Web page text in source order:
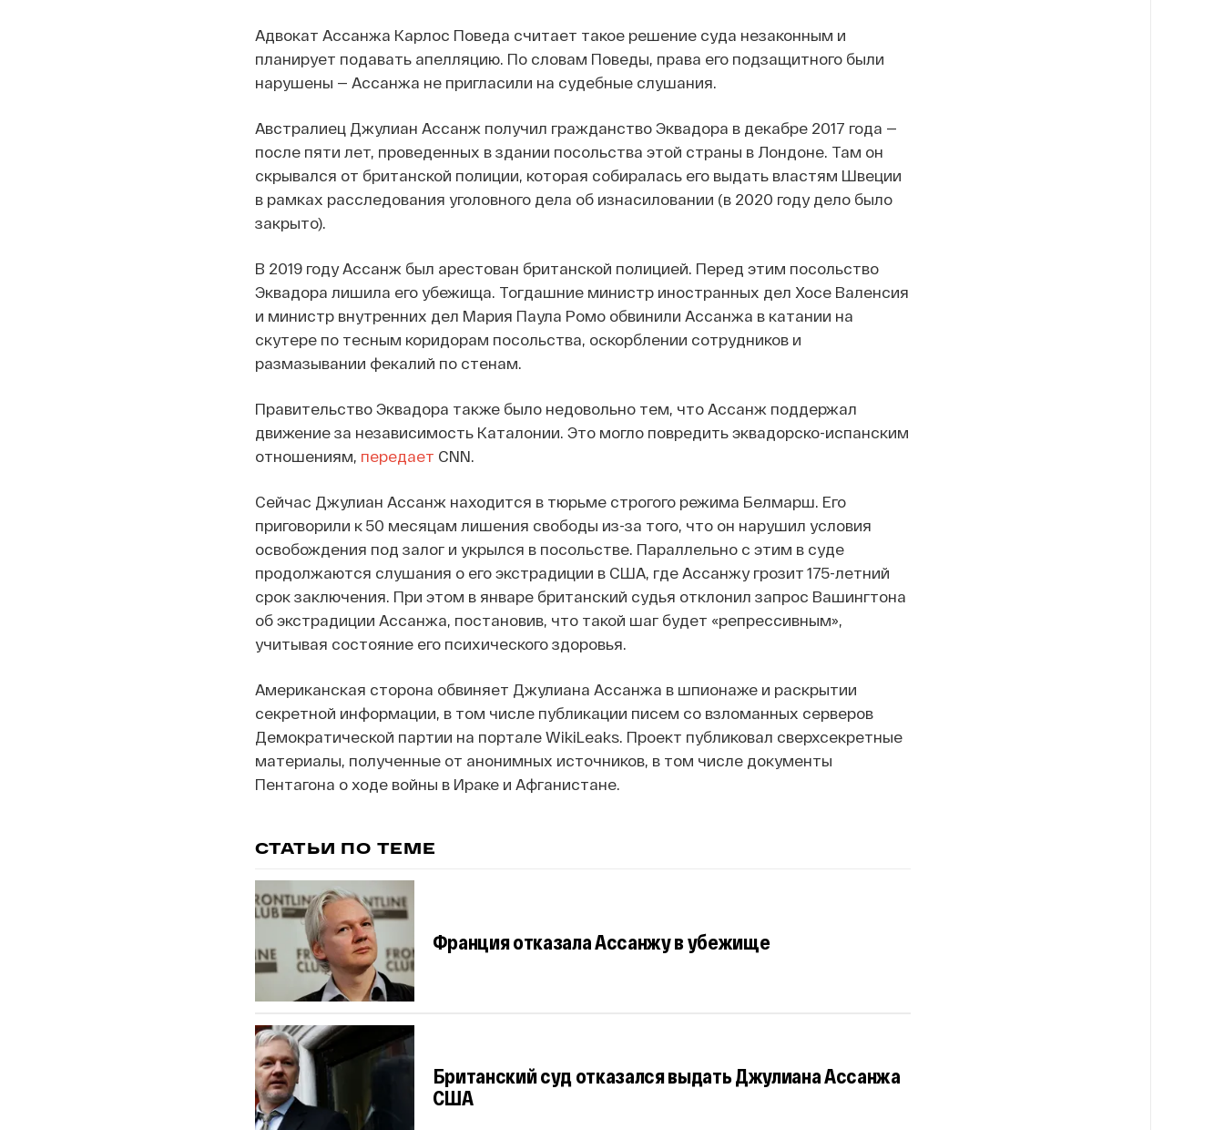
Адвокат Ассанжа Карлос Поведа считает такое решение суда незаконным и
планирует подавать апелляцию. По словам Поведы, права его подзащитного были
нарушены — Ассанжа не пригласили на судебные слушания.
Австралиец Джулиан Ассанж получил гражданство Эквадора в декабре 2017 года —
после пяти лет, проведенных в здании посольства этой страны в Лондоне. Там он
скрывался от британской полиции, которая собиралась его выдать властям Швеции
в рамках расследования уголовного дела об изнасиловании (в 2020 году дело было
закрыто).
В 2019 году Ассанж был арестован британской полицией. Перед этим посольство
Эквадора лишила его убежища. Тогдашние министр иностранных дел Хосе Валенсия
и министр внутренних дел Мария Паула Ромо обвинили Ассанжа в катании на
скутере по тесным коридорам посольства, оскорблении сотрудников и
размазывании фекалий по стенам.
Правительство Эквадора также было недовольно тем, что Ассанж поддержал
движение за независимость Каталонии. Это могло повредить эквадорско-испанским
отношениям, передает CNN.
Сейчас Джулиан Ассанж находится в тюрьме строгого режима Белмарш. Его
приговорили к 50 месяцам лишения свободы из-за того, что он нарушил условия
освобождения под залог и укрылся в посольстве. Параллельно с этим в суде
продолжаются слушания о его экстрадиции в США, где Ассанжу грозит 175-летний
срок заключения. При этом в январе британский судья отклонил запрос Вашингтона
об экстрадиции Ассанжа, постановив, что такой шаг будет «репрессивным»,
учитывая состояние его психического здоровья.
Американская сторона обвиняет Джулиана Ассанжа в шпионаже и раскрытии
секретной информации, в том числе публикации писем со взломанных серверов
Демократической партии на портале WikiLeaks. Проект публиковал сверхсекретные
материалы, полученные от анонимных источников, в том числе документы
Пентагона о ходе войны в Ираке и Афганистане.
СТАТЬИ ПО ТЕМЕ
Франция отказала Ассанжу в убежище
Британский суд отказался выдать Джулиана Ассанжа
США